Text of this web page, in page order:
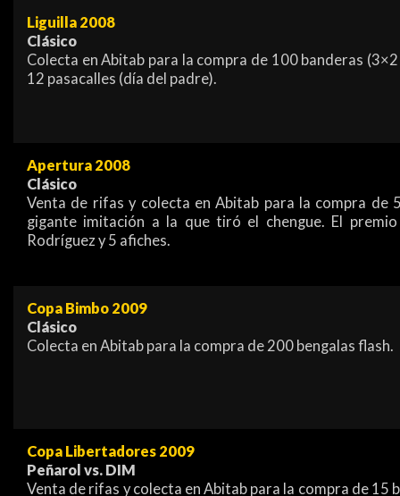
Liguilla 2008
Clásico
Colecta en Abitab para la compra de 100 banderas
12 pasacalles (día del padre).
Apertura 2008
Clásico
Venta de rifas y colecta en Abitab para la compra de
gigante imitación a la que tiró el chengue. El
Rodríguez y 5 afiches.
Copa Bimbo 2009
Clásico
Colecta en Abitab para la compra de 200 bengalas flash.
Copa Libertadores 2009
Peñarol vs. DIM
Venta de rifas y colecta en Abitab para la compra de 15